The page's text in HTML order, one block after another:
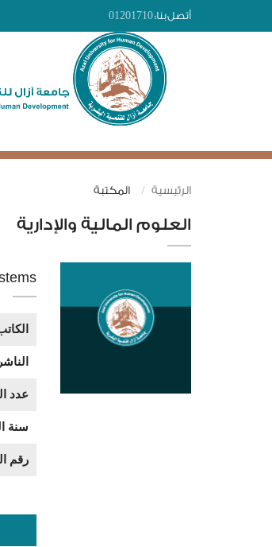
أتصل بنا:01201710
الرئيسية المكتبة
العلوم المالية والإدارية
الناشر
عدد
سنة
رقم